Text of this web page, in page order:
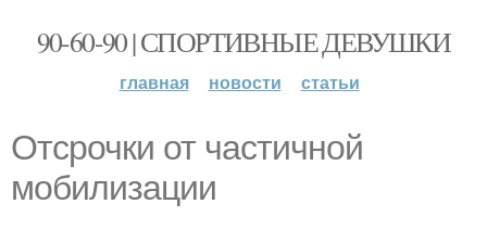
90-60-90 | СПОРТИВНЫЕ ДЕВУШКИ
главная новости статьи
Отсрочки от частичной
мобилизации